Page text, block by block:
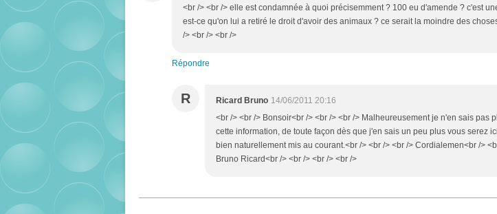
<br /> <br /> elle est condamnée à quoi précisemment ? 100 eu d'amende ? c'est
est-ce qu'on lui a retiré le droit d'avoir des animaux ? ce serait la moindre des
/> <br /> <br />
Répondre
R Ricard Bruno 14/06/2011 20:16
<br /> <br /> Bonsoir<br /> <br /> <br /> Malheureusement je n'en sais pas
cette information, de toute façon dès que j'en sais un peu plus vous serez
bien naturellement mis au courant.<br /> <br /> <br /> Cordialemen<br />
Bruno Ricard<br /> <br /> <br /> <br />